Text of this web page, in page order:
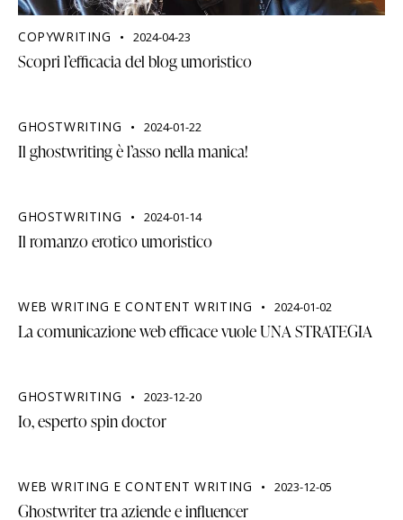
COPYWRITING 2024-04-23
Scopri l’efficacia del blog umoristico
GHOSTWRITING 2024-01-22
Il ghostwriting è l’asso nella manica!
GHOSTWRITING 2024-01-14
Il romanzo erotico umoristico
WEB WRITING E CONTENT WRITING 2024-01-02
La comunicazione web efficace vuole UNA STRATEGIA
GHOSTWRITING 2023-12-20
Io, esperto spin doctor
WEB WRITING E CONTENT WRITING 2023-12-05
Ghostwriter tra aziende e influencer